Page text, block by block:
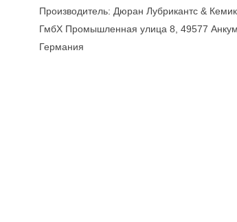
Производитель:Дюран Лубрикантс &
ГмбХ Промышленная улица 8, 49577
Германия